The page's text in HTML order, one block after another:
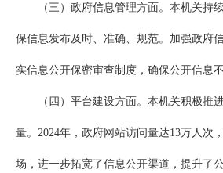
（三）政府信息管理方面。本机关
保信息发布及时、准确、规范。加强政府
实信息公开保密审查制度，确保公开信息
（四）平台建设方面。本机关积极
量。2024年，政府网站访问量达13万人次
场，进一步拓宽了信息公开渠道，提升了